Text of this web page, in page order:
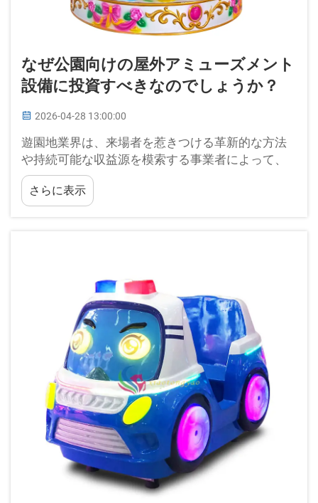
なぜ公園向けの屋外アミューズメント
設備に投資すべきなのでしょうか？
2026-04-28 13:00:00
遊園地業界は、来場者を惹きつける革新的な方法
や持続可能な収益源を模索する事業者によって、
今も進化を続けています。現代の遊園地は、顧客
体験が重視される競争激化の市場において、自ら
の差別化を図るという課題に直面しています…
さらに表示